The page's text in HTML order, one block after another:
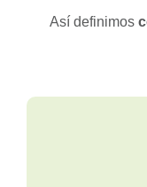
Así definimos